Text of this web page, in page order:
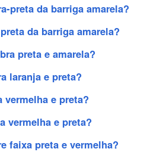
preta da barriga amarela?
da barriga amarela?
preta e amarela?
laranja e preta?
vermelha e preta?
vermelha e preta?
faixa preta e vermelha?